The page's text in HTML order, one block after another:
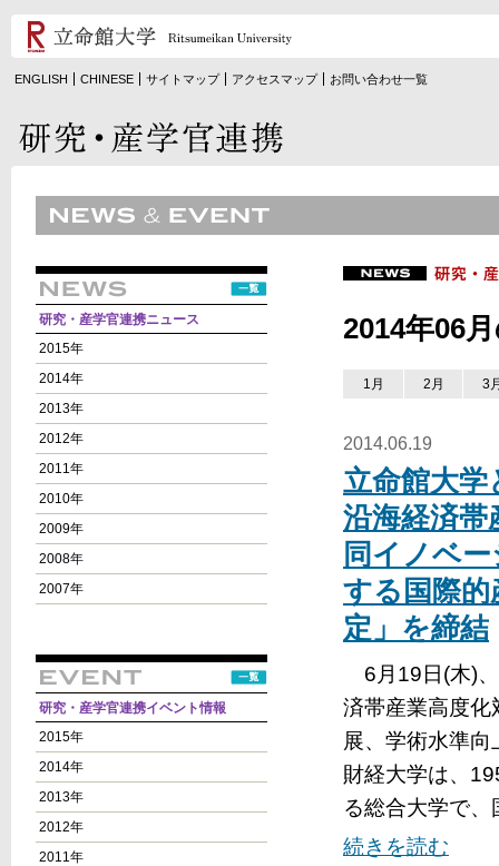
ENGLISH CHINESE サイトマップ アクセスマップ お問い合わせ一覧
2014年06
1月 2月 3
2014.06.19
立命館大学
沿海経済帯
同イノベ
する国際的
定」を締結
6月19日(木)、
済帯産業高度化
展、学術水準
財経大学は、
る総合大学で
続きを読む
研究・産学官連携ニュース
2015年
2014年
2013年
2012年
2011年
2010年
2009年
2008年
2007年
研究・産学官連携イベント情報
2015年
2014年
2013年
2012年
2011年